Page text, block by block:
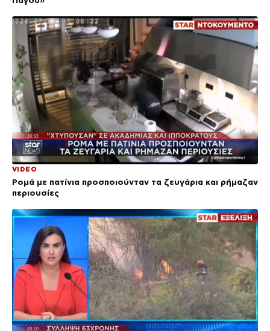
VIDEO
Ρομά με πατίνια προσποιούνταν τα ζευγάρια και ρήμαζαν
περιουσίες